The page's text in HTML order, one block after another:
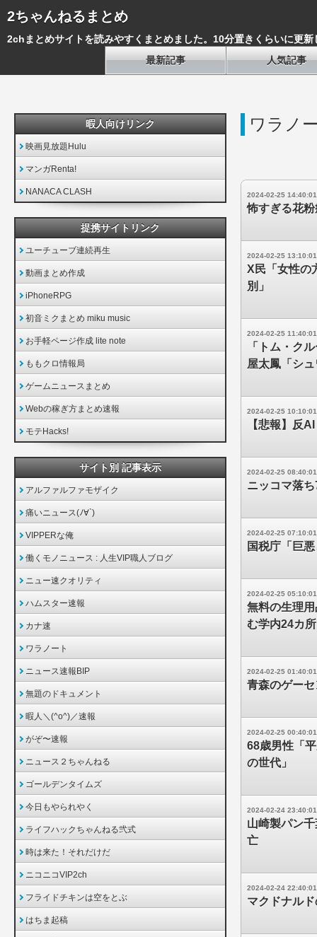
2ちゃんねるまとめ
2chまとめサイトを読みやすくまとめました。10分置きくらいに更新
最新記事
人気記事
ワラノ
2024-02-25 14:40:01
怖すぎる花
2024-02-25 13:10:01
X民「女性の
別」
2024-02-25 11:40:01
「トム・ク
屋太鳳「シ
2024-02-25 10:10:01
【悲報】反
2024-02-25 08:40:01
ニッコマ落
2024-02-25 07:10:01
国税庁「巨
2024-02-25 05:10:01
無料の生理
む学内24カ
2024-02-25 01:40:01
青森のゲー
2024-02-25 00:40:01
68歳男性「
の世代」
2024-02-24 23:40:01
山崎製パン
亡
2024-02-24 22:40:01
マクドナル
暇人向けリンク
映画見放題Hulu
マンガRenta!
NANACA CLASH
提携サイトリンク
ユーチューブ連続再生
動画まとめ作成
iPhoneRPG
初音ミクまとめ miku music
お手軽ページ作成 lite note
ももクロ情報局
ゲームニュースまとめ
Webの稼ぎ方まとめ速報
モテHacks!
サイト別 記事表示
アルファルファモザイク
痛いニュース(ﾉ∀`)
VIPPERな俺
働くモノニュース : 人生VIP職人ブログ
ニュー速クオリティ
ハムスター速報
カナ速
ワラノート
ニュース速報BIP
無題のドキュメント
暇人＼(^o^)／速報
がぞ〜速報
ニュース２ちゃんねる
ゴールデンタイムズ
今日もやられやく
ライフハックちゃんねる弐式
時は来た！それだけだ
ニコニコVIP2ch
フライドチキンは空をとぶ
はちま起稿